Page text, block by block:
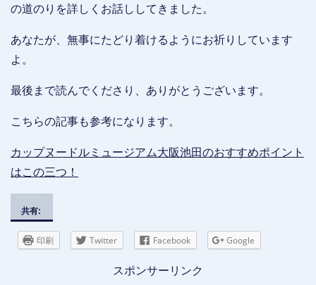
の道のりを詳しくお話ししてきました。
あなたが、無事にたどり着けるようにお祈りしています
よ。
最後まで読んでくださり、ありがとうございます。
こちらの記事も参考になります。
カップヌードルミュージアム大阪池田のおすすめポイント
はこの三つ！
共有:
印刷 Twitter Facebook Google
スポンサーリンク